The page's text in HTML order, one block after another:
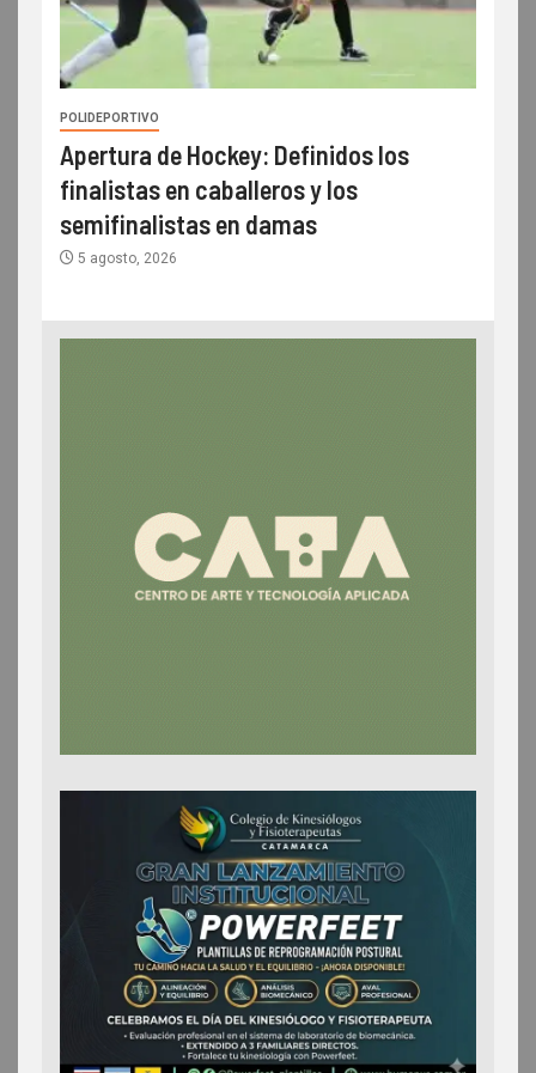
POLIDEPORTIVO
Apertura de Hockey: Definidos los
finalistas en caballeros y los
semifinalistas en damas
5 agosto, 2026